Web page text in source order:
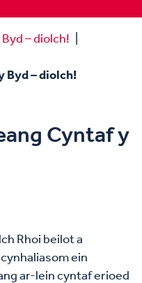
– diolch!
Byd – diolch!
Cyntaf y
Rhoi beilot a
ein
ar-lein cyntaf erioed